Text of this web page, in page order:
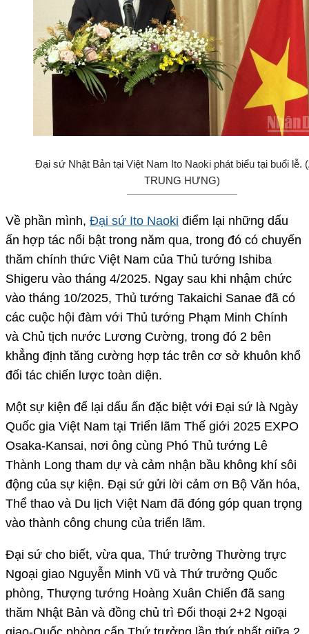
Đại sứ Nhật Bản tại Việt Nam Ito Naoki phát biểu tại buổi lễ.
TRUNG HƯNG)
Về phần mình, Đại sứ Ito Naoki điểm lại những dấu
ấn hợp tác nổi bật trong năm qua, trong đó có chuyến
thăm chính thức Việt Nam của Thủ tướng Ishiba
Shigeru vào tháng 4/2025. Ngay sau khi nhậm chức
vào tháng 10/2025, Thủ tướng Takaichi Sanae đã có
các cuộc hội đàm với Thủ tướng Phạm Minh Chính
và Chủ tịch nước Lương Cường, trong đó 2 bên
khẳng định tăng cường hợp tác trên cơ sở khuôn khổ
đối tác chiến lược toàn diện.
Một sự kiện để lại dấu ấn đặc biệt với Đại sứ là Ngày
Quốc gia Việt Nam tại Triển lãm Thế giới 2025 EXPO
Osaka-Kansai, nơi ông cùng Phó Thủ tướng Lê
Thành Long tham dự và cảm nhận bầu không khí sôi
động của sự kiện. Đại sứ gửi lời cảm ơn Bộ Văn hóa,
Thể thao và Du lịch Việt Nam đã đóng góp quan trọng
vào thành công chung của triển lãm.
Đại sứ cho biết, vừa qua, Thứ trưởng Thường trực
Ngoại giao Nguyễn Minh Vũ và Thứ trưởng Quốc
phòng, Thượng tướng Hoàng Xuân Chiến đã sang
thăm Nhật Bản và đồng chủ trì Đối thoại 2+2 Ngoại